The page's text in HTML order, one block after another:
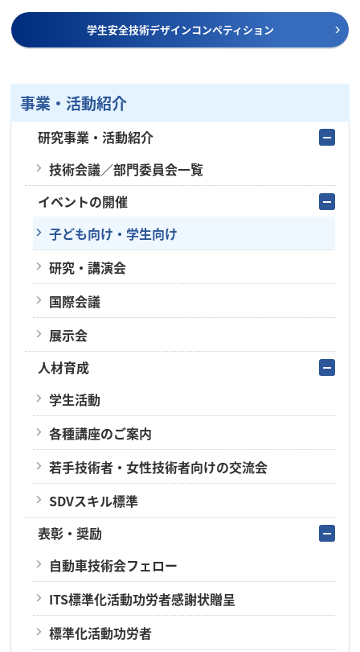
学生安全技術デザインコンペティション
事業・活動紹介
研究事業・活動紹介
技術会議／部門委員会一覧
イベントの開催
子ども向け・学生向け
研究・講演会
国際会議
展示会
人材育成
学生活動
各種講座のご案内
若手技術者・女性技術者向けの交流会
SDVスキル標準
表彰・奨励
自動車技術会フェロー
ITS標準化活動功労者感謝状贈呈
標準化活動功労者